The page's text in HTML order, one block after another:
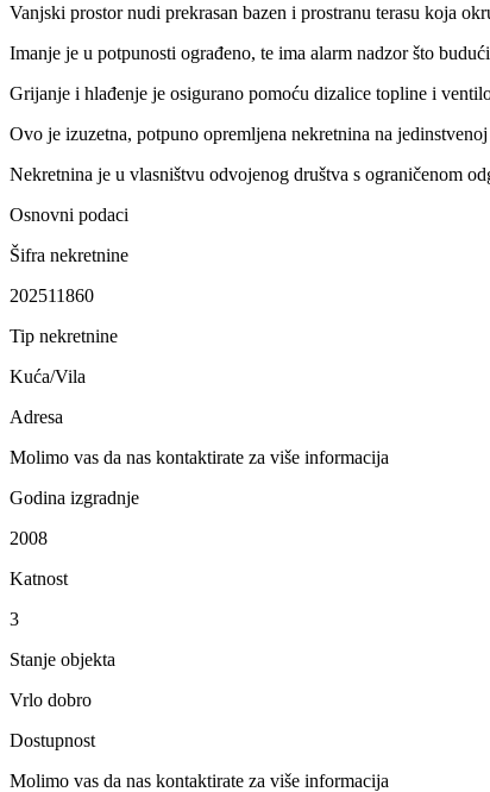
Vanjski prostor nudi prekrasan bazen i prostranu terasu koja
Imanje je u potpunosti ograđeno, te ima alarm nadzor što
Grijanje i hlađenje je osigurano pomoću dizalice topline i
Ovo je izuzetna, potpuno opremljena nekretnina na
Nekretnina je u vlasništvu odvojenog društva s ograničenom
Osnovni podaci
Šifra nekretnine
202511860
Tip nekretnine
Kuća/Vila
Adresa
Molimo vas da nas kontaktirate za više informacija
Godina izgradnje
2008
Katnost
3
Stanje objekta
Vrlo dobro
Dostupnost
Molimo vas da nas kontaktirate za više informacija